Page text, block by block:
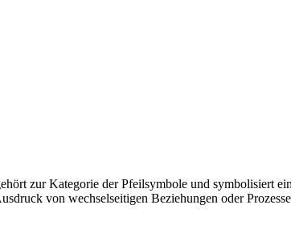
zur Kategorie der Pfeilsymbole und symbolisiert
von wechselseitigen Beziehungen oder